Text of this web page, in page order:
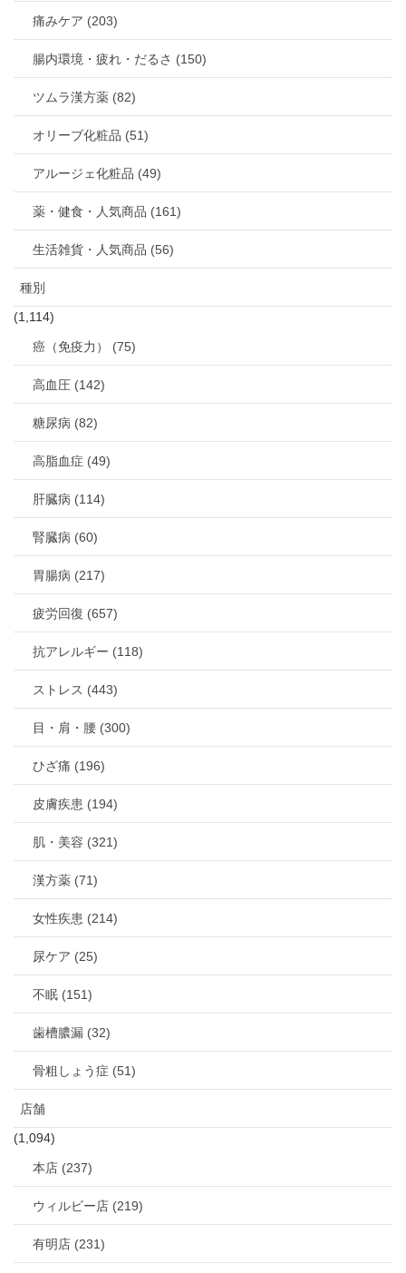
痛みケア (203)
腸内環境・疲れ・だるさ (150)
ツムラ漢方薬 (82)
オリーブ化粧品 (51)
アルージェ化粧品 (49)
薬・健食・人気商品 (161)
生活雑貨・人気商品 (56)
種別
(1,114)
癌（免疫力） (75)
高血圧 (142)
糖尿病 (82)
高脂血症 (49)
肝臓病 (114)
腎臓病 (60)
胃腸病 (217)
疲労回復 (657)
抗アレルギー (118)
ストレス (443)
目・肩・腰 (300)
ひざ痛 (196)
皮膚疾患 (194)
肌・美容 (321)
漢方薬 (71)
女性疾患 (214)
尿ケア (25)
不眠 (151)
歯槽膿漏 (32)
骨粗しょう症 (51)
店舗
(1,094)
本店 (237)
ウィルビー店 (219)
有明店 (231)